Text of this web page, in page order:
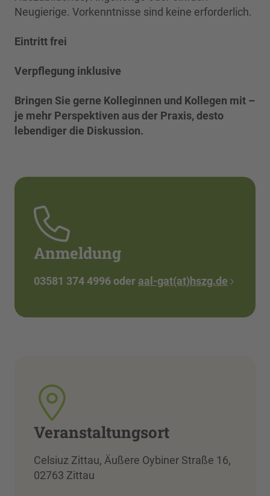
Neugierige. Vorkenntnisse sind keine erforderlich.
Eintritt frei
Verpflegung inklusive
Bringen Sie gerne Kolleginnen und Kollegen mit –
je mehr Perspektiven aus der Praxis, desto
lebendiger die Diskussion.
Anmeldung
03581 374 4996 oder aal-gat(at)hszg.de
Veranstaltungsort
Celsiuz Zittau, Äußere Oybiner Straße 16,
02763 Zittau